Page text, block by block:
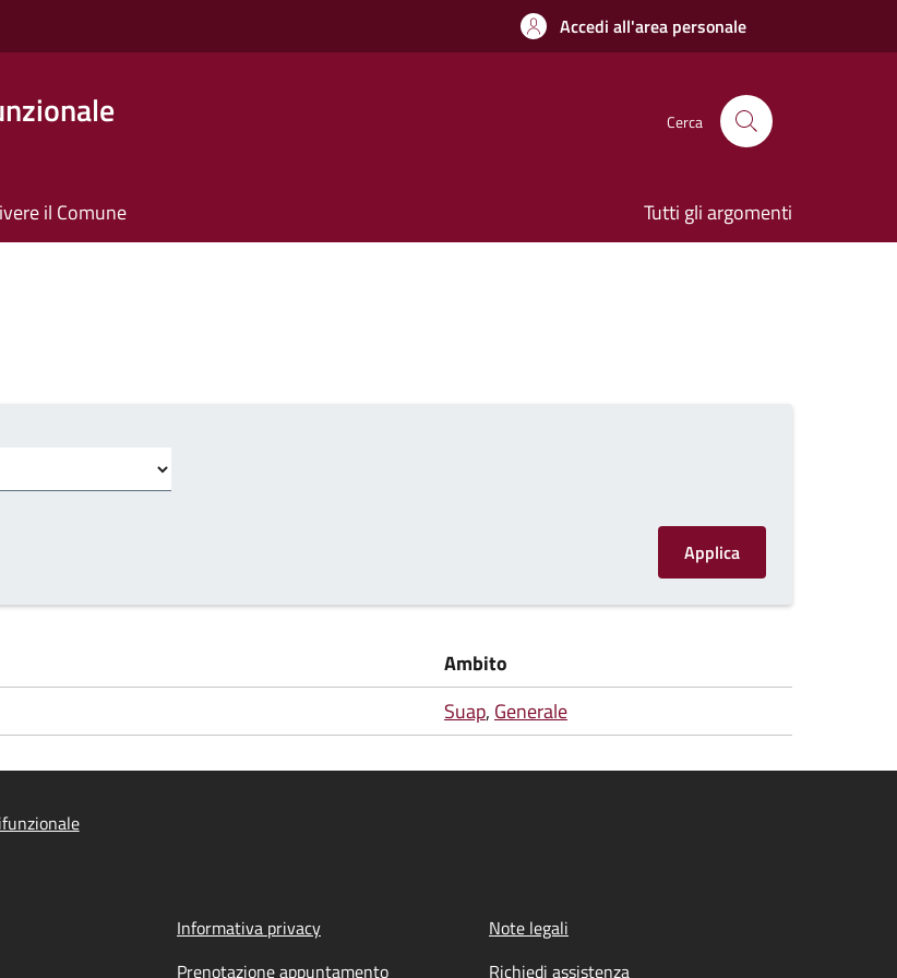
Accedi all'area personale
Cerca
il Comune Tutti gli argomenti
Ambito
Suap, Generale
Informativa privacy
Note legali
Prenotazione appuntamento Richiedi assistenza